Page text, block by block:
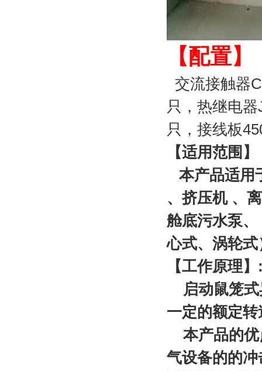
【配置】
交流接触器
只，热继电
只，接线板
【适用范围】
本产品适用
、挤压机 、
舱底污水泵
心式、涡轮
【工作原理
启动鼠笼式
一定的额定
本产品的优
气设备的的